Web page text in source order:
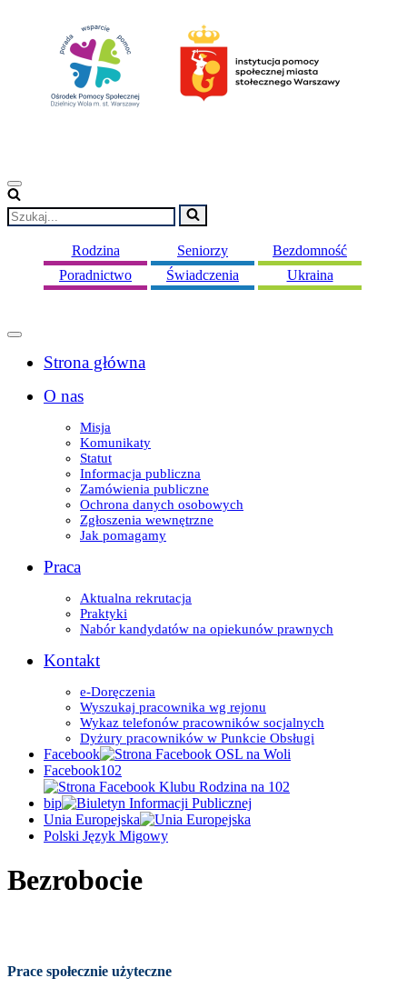
Menu
nawigacji
Szukaj...
Rodzina Seniorzy
Bezdomność
Poradnictwo
Świadczenia Ukraina
Menu
nawigacjiStrona główna
O nas
Misja
Komunikaty
Statut
Informacja publiczna
Zamówienia publiczne
Ochrona danych osobowych
Zgłoszenia wewnętrzne
Jak pomagamy
Praca
Aktualna rekrutacja
Praktyki
Nabór kandydatów na opiekunów prawnych
Kontakt
e-Doręczenia
Wyszukaj pracownika wg rejonu
Wykaz telefonów pracowników socjalnych
Dyżury pracowników w Punkcie Obsługi
Facebook
Facebook102
bip
Unia Europejska
Polski Język Migowy
Bezrobocie
Prace społecznie użyteczne